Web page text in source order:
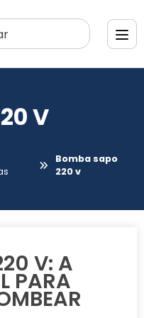
V
Bomba sapo
220 v
V: A
PARA